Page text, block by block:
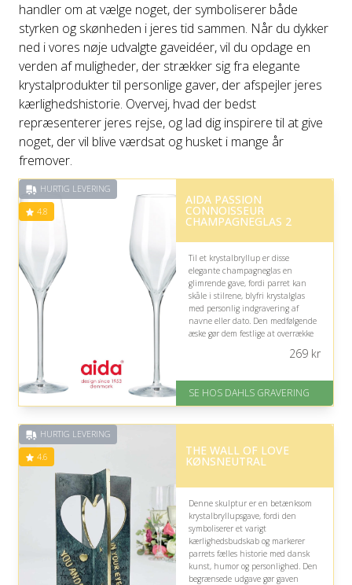
handler om at vælge noget, der symboliserer både
styrken og skønheden i jeres tid sammen. Når du dykker
ned i vores nøje udvalgte gaveidéer, vil du opdage en
verden af muligheder, der strækker sig fra elegante
krystalprodukter til personlige gaver, der afspejler jeres
kærlighedshistorie. Overvej, hvad der bedst
repræsenterer jeres rejse, og lad dig inspirere til at give
noget, der vil blive værdsat og husket i mange år
fremover.
HURTIG LEVERING
4.8
AIDA PASSION
CONNOISSEUR
CHAMPAGNEGLAS 2
Til et krystalbryllup er disse
elegante champagneglas en
glimrende gave, fordi parret kan
skåle i stilrene, blyfri krystalglas
med personlig indgravering af
navne eller dato. Den medfølgende
æske gør dem festlige at overrække
På lager
Levering: 2-3 dage
på 4.8 ud af 5
269kr
SE HOS DAHLS GRAVERING
HURTIG LEVERING
4.6 THE WALL OF LOVE
KØNSNEUTRAL
Denne skulptur er en betænksom
krystalbryllupsgave, fordi den
symboliserer et varigt
kærlighedsbudskab og markerer
parrets fælles historie med dansk
kunst, humor og personlighed. Den
begrænsede udgave gør gaven